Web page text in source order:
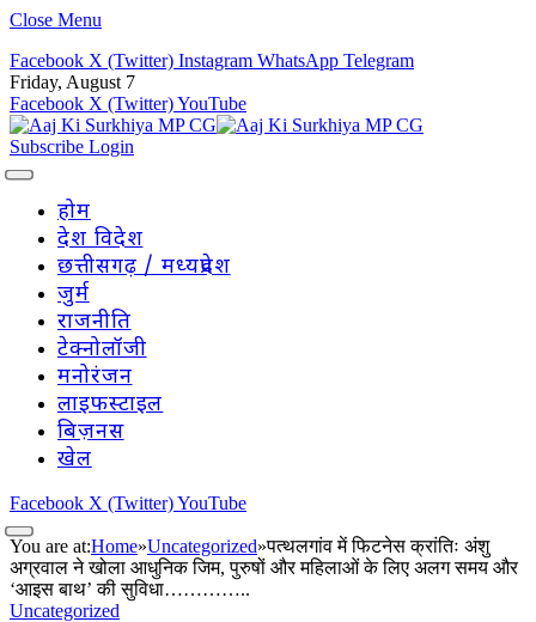
Close Menu
Facebook X (Twitter) Instagram WhatsApp Telegram
Friday, August 7
Facebook X (Twitter)YouTube
Subscribe Login
होम
देश विदेश
छत्तीसगढ़ / मध्यप्रदेश
जुर्म
राजनीति
टेक्नोलॉजी
मनोरंजन
लाइफस्टाइल
बिज़नस
खेल
Facebook X (Twitter)YouTube
You are at:Home»Uncategorized»पत्थलगांव में फिटनेस क्रांतिः अंशु
अग्रवाल ने खोला आधुनिक जिम, पुरुषों और महिलाओं के लिए अलग समय और
‘आइस बाथ’ की सुविधा…………..
Uncategorized